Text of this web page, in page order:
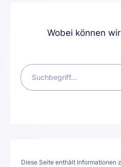
Wobei können
Diese Seite enthält Informationen